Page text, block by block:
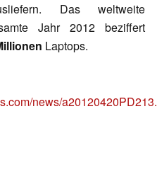
Das weltweite
Jahr 2012 beziffert
Laptops.
news/